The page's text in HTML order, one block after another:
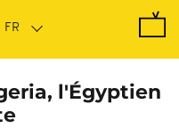
l'Égyptien